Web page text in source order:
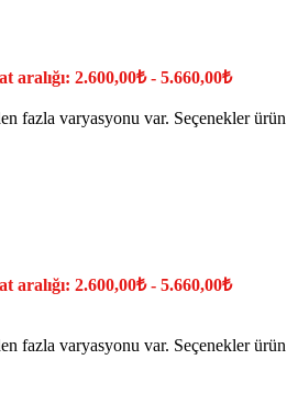
aralığı: 2.600,00₺ - 5.660,00₺
fazla varyasyonu var. Seçenekler ürün
aralığı: 2.600,00₺ - 5.660,00₺
fazla varyasyonu var. Seçenekler ürün